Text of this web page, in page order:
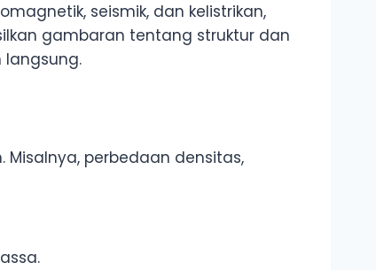
seismik, dan kelistrikan,
gambaran tentang struktur dan
perbedaan densitas,